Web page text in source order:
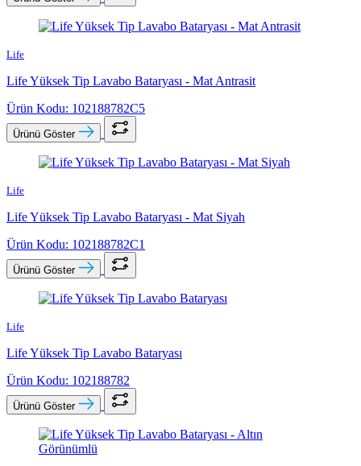
Life
Life Yüksek Tip Lavabo Bataryası - Mat Antrasit
Ürün Kodu: 102188782C5
Ürünü Göster
Life
Life Yüksek Tip Lavabo Bataryası - Mat Siyah
Ürün Kodu: 102188782C1
Ürünü Göster
Life
Life Yüksek Tip Lavabo Bataryası
Ürün Kodu: 102188782
Ürünü Göster